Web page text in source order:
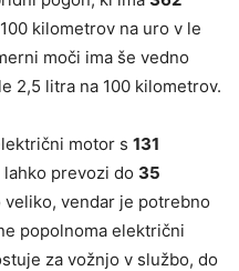
kilometrov na uro v le
moči ima še vedno
2,5 litra na 100 kilometrov.
motor s 131
prevozi do 35
vendar je potrebno
popolnoma električni
za vožnjo v službo, do